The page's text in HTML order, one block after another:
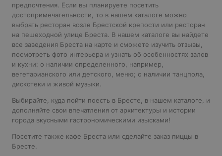
предпочтения. Если вы планируете посетить
достопримечательности, то в нашем каталоге можно
выбрать ресторан возле Брестской крепости или ресторан
на пешеходной улице Бреста. В нашем каталоге вы найдете
все заведения Бреста на карте и сможете изучить отзывы,
посмотреть фото интерьера и узнать об особенностях залов
и кухни: о наличии определенного, например,
вегетарианского или детского, меню; о наличии танцпола,
дискотеки и живой музыки.
Выбирайте, куда пойти поесть в Бресте, в нашем каталоге, и
дополняйте свои впечатления от архитектуры и истории
города вкусными гастрономическими изысками!
Посетите также кафе Бреста или сделайте заказ пиццы в
Бресте.